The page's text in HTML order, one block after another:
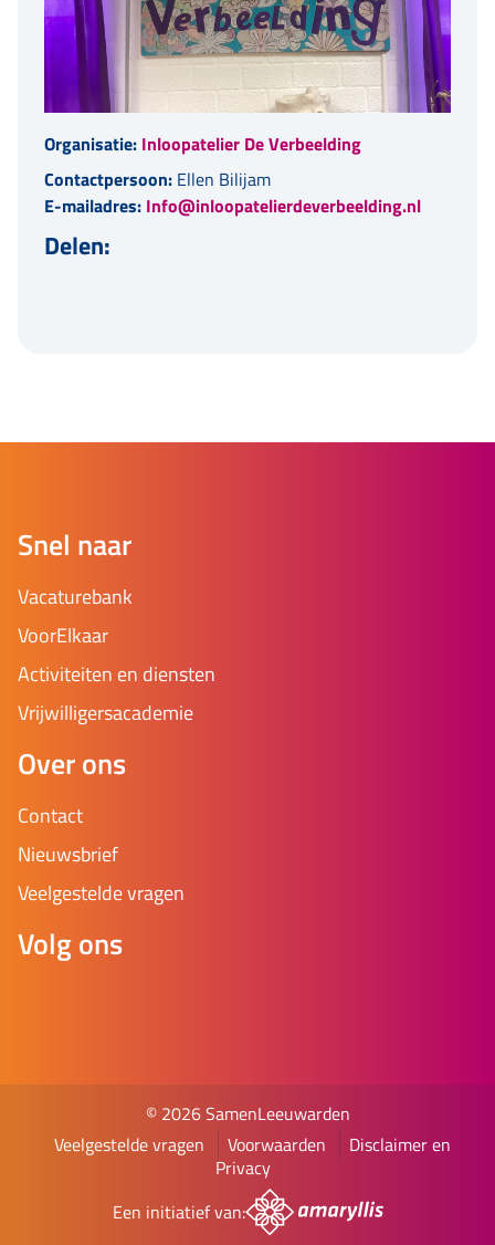
Organisatie: Inloopatelier De Verbeelding
Contactpersoon: Ellen Bilijam
E-mailadres: Info@inloopatelierdeverbeelding.nl
Delen:
Snel naar
Vacaturebank
VoorElkaar
Activiteiten en diensten
Vrijwilligersacademie
Over ons
Contact
Nieuwsbrief
Veelgestelde vragen
Volg ons
© 2026 SamenLeeuwarden
Veelgestelde vragen
Voorwaarden
Disclaimer en
Privacy
Een initiatief van: